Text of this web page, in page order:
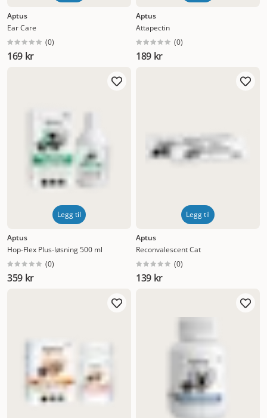
Aptus
Ear Care
(0)
169 kr
Aptus
Attapectin
(0)
189 kr
Legg til
Aptus
Hop-Flex Plus-løsning 500 ml
(0)
359 kr
Legg til
Aptus
Reconvalescent Cat
(0)
139 kr